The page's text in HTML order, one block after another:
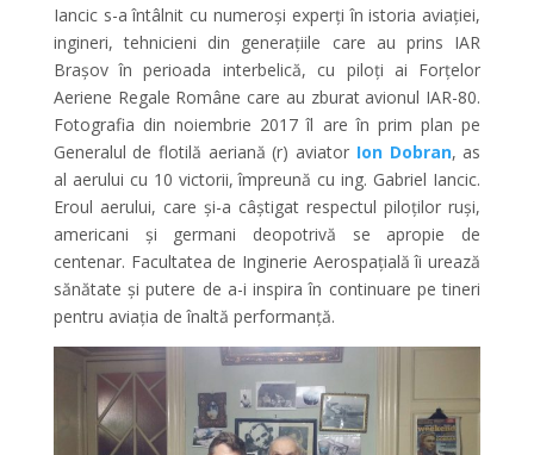
Iancic s-a întâlnit cu numeroși experți în istoria aviației,
ingineri, tehnicieni din generațiile care au prins IAR
Brașov în perioada interbelică, cu piloți ai Forțelor
Aeriene Regale Române care au zburat avionul IAR-80.
Fotografia din noiembrie 2017 îl are în prim plan pe
Generalul de flotilă aeriană (r) aviator Ion Dobran, as
al aerului cu 10 victorii, împreună cu ing. Gabriel Iancic.
Eroul aerului, care și-a câștigat respectul piloților ruși,
americani și germani deopotrivă se apropie de
centenar. Facultatea de Inginerie Aerospațială îi urează
sănătate și putere de a-i inspira în continuare pe tineri
pentru aviația de înaltă performanță.